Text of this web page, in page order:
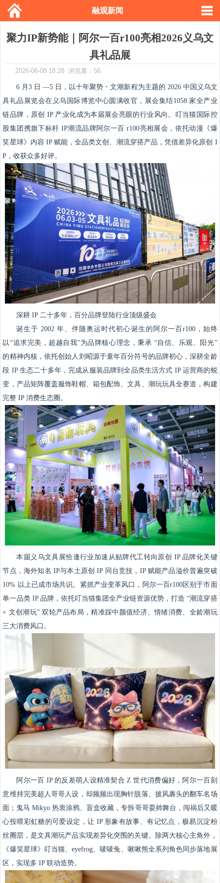
融观新闻
聚力IP新势能｜阿尔一百r100亮相2026义乌文
具礼品展
2026-06-08 18:28 浏览量：56
6 月3 日 —5 日，以十年聚势・文潮新程为主题的 2026 中国义乌文
具礼品展览会在义乌国际博览中心圆满收官，展会集结1058 家全产业
链品牌，原创 IP 产业化成为本届展会亮眼的行业风向。叮当猫国际控
股集团携旗下标杆 IP潮流品牌阿尔一百 r100亮相展会，依托动漫《爆
笑星球》内容 IP 赋能，全品类文创、潮流穿搭产品，凭借差异化原创 I
P，收获众多好评。
深耕 IP 二十多年，百分品牌登陆行业顶级盛会
诞生于 2002 年、伴随奥运时代初心诞生的阿尔一百r100，始终
以“追求完美，超越自我”为品牌核心理念，秉承 “自信、乐观、阳光”
的精神内核，依托创始人刘昭源于童年百分符号的品牌初心，深耕全龄
段 IP 生态二十多年，完成从服装品牌到全品类生活方式 IP 运营商的蜕
变，产品矩阵覆盖服饰鞋帽、箱包配饰、文具、潮玩玩具全赛道，构建
完整 IP 消费生态圈。
本届义乌文具展恰逢行业加速从贴牌代工转向原创 IP 品牌化关键
节点，海外知名 IP与本土原创 IP 同台竞技，IP 赋能产品溢价普遍突破
10% 以上已成市场共识。紧抓产业变革风口，阿尔一百r100区别于市面
单一品类 IP 品牌，依托叮当猫集团全产业链资源优势，打造 “潮流穿搭
+ 文创潮玩” 双轮产品布局，精准踩中颜值经济、情绪消费、全龄潮玩
三大消费风口。
阿尔一百 IP 的反差萌人设精准契合 Z 世代消费偏好，阿尔一百刻
意维持完美超人哥哥人设，却频频出现胸针脱落、披风裹头的翻车名场
面；鬼马 Mikyo 热衷涂鸦、盲盒收藏，专拆哥哥耍帅舞台，闯祸后又暖
心投喂彩虹糖的可爱设定，让 IP 形象有故事、有记忆点，极易沉淀粉
丝圈层，是文具潮玩产品实现差异化突围的关键。除两大核心主角外，
《爆笑星球》叮当猫、eyefrog、唛唛兔、啾啾熊全系列角色同步落地展
区，实现多 IP 联动造势。